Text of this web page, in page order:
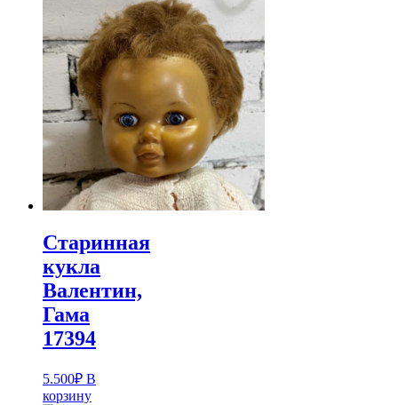
Старинная
кукла
Валентин,
Гама
17394
5.500₽ В
корзину